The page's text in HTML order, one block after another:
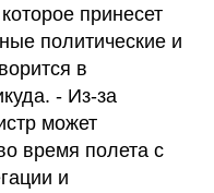
принесет
политические и
в
- Из-за
может
время полета с
и